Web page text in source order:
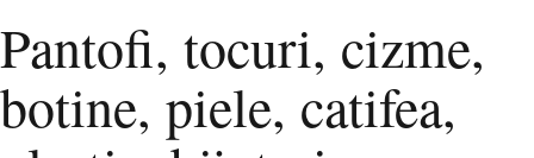
Pantofi, tocuri, cizme,
botine, piele, catifea,